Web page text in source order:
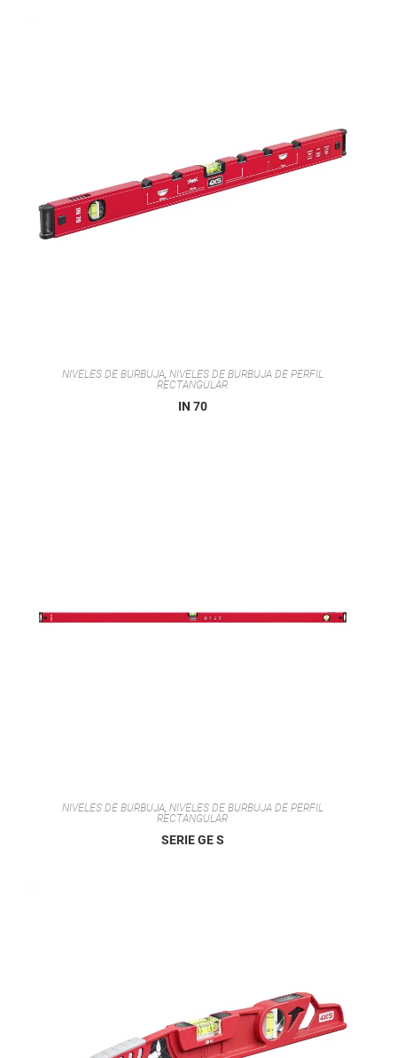
NIVELES DE BURBUJA NIVELES DE BURBUJA DE PERFIL
RECTANGULAR
IN 70
NIVELES DE BURBUJA, NIVELES DE BURBUJA DE PERFIL
RECTANGULAR
SERIE GE S